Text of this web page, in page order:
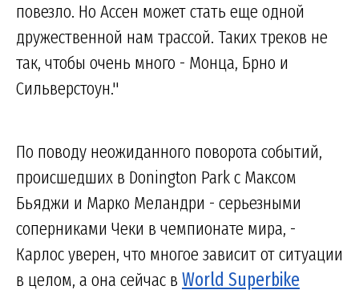
повезло. Но Ассен может стать еще одной
дружественной нам трассой. Таких треков не
так, чтобы очень много - Монца, Брно и
Сильверстоун."
По поводу неожиданного поворота событий,
происшедших в Donington Park с Максом
Бьяджи и Марко Меландри - серьезными
соперниками Чеки в чемпионате мира, -
Карлос уверен, что многое зависит от ситуации
в целом, а она сейчас в World Superbike